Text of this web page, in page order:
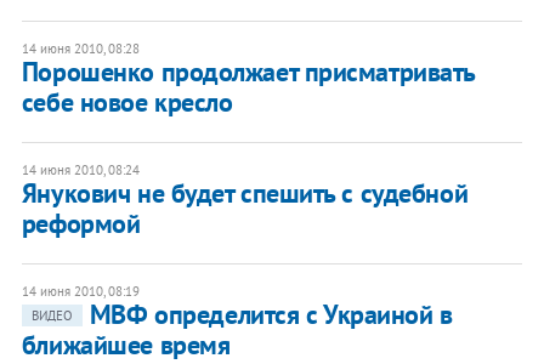
14 июня 2010, 08:28
Порошенко продолжает присматривать
себе новое кресло
14 июня 2010, 08:24
Янукович не будет спешить с судебной
реформой
14 июня 2010, 08:19
ВИДЕО
МВФ определится с Украиной в
ближайшее время